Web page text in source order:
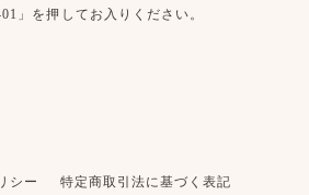
」を押してお入りください。
シー 特定商取引法に基づく表記